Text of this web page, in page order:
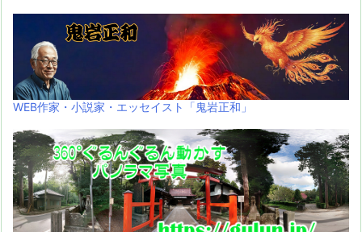
WEB作家・小説家・エッセイスト「鬼岩正和」